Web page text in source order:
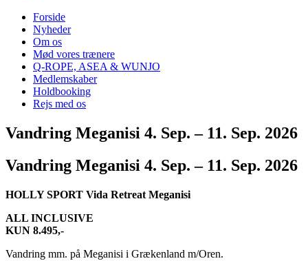
Forside
Nyheder
Om os
Mød vores trænere
Q-ROPE, ASEA & WUNJO
Medlemskaber
Holdbooking
Rejs med os
Vandring Meganisi 4. Sep. – 11. Sep. 2026
Vandring Meganisi 4. Sep. – 11. Sep. 2026
HOLLY SPORT Vida Retreat Meganisi
ALL INCLUSIVE
KUN 8.495,-
Vandring mm. på Meganisi i Grækenland m/Oren.